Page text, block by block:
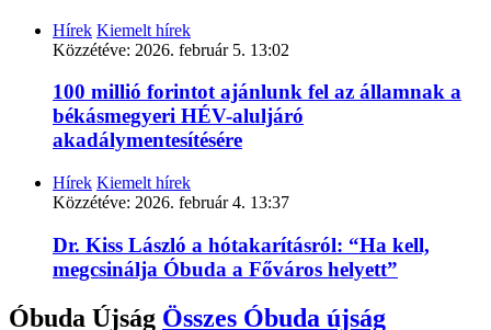
Hírek Kiemelt hírek
Közzétéve: 2026. február 5. 13:02
100 millió forintot ajánlunk fel az államnak a
békásmegyeri HÉV-aluljáró
akadálymentesítésére
Hírek Kiemelt hírek
Közzétéve: 2026. február 4. 13:37
Dr. Kiss László a hótakarításról: “Ha kell,
megcsinálja Óbuda a Főváros helyett”
Óbuda Újság Összes Óbuda újság